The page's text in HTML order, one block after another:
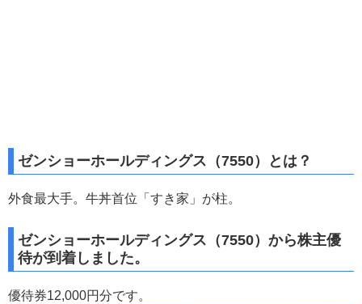
ゼンショーホールディングス（7550）とは？
外食最大手。牛丼首位「すき家」が柱。
ゼンショーホールディングス（7550）から株主優
待が到着しました。
優待券12,000円分です。